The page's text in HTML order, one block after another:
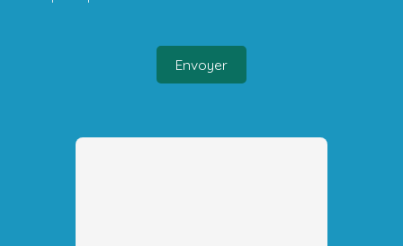
Envoyer